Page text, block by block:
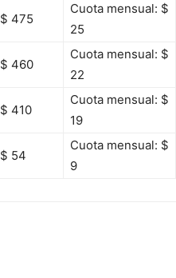
$ 475
Cuota mensual: $
25
$ 460
Cuota mensual: $
22
$ 410
Cuota mensual: $
19
$ 54
Cuota mensual: $
9